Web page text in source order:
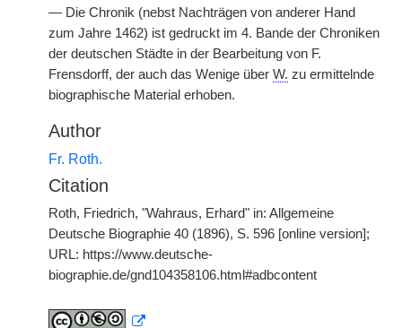
— Die Chronik (nebst Nachträgen von anderer Hand
zum Jahre 1462) ist gedruckt im 4. Bande der Chroniken
der deutschen Städte in der Bearbeitung von F.
Frensdorff, der auch das Wenige über W. zu ermittelnde
biographische Material erhoben.
Author
Fr. Roth.
Citation
Roth, Friedrich, "Wahraus, Erhard" in: Allgemeine
Deutsche Biographie 40 (1896), S. 596 [online version];
URL: https://www.deutsche-
biographie.de/gnd104358106.html#adbcontent